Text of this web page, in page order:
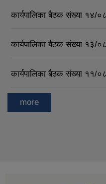
कार्यपालिका बैठक संख्या १४/
कार्यपालिका बैठक संख्या १३/
कार्यपालिका बैठक संख्या ११/
more